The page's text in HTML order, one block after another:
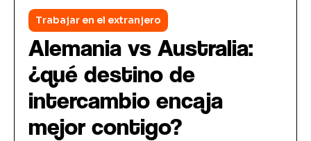
Trabajar en el extranjero
Alemania vs Australia:
¿qué destino de
intercambio encaja
mejor contigo?